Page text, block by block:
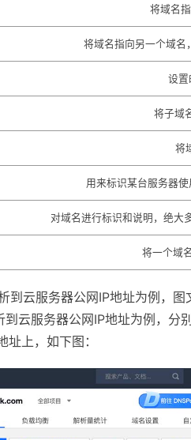
将域名
将域名指向另一个域名
设置
将子域
将
用来标识某台服务器
对域名进行标识和说明，绝大
将一个域
到云服务器公网IP地址为例，
云服务器公网IP地址为例，分
上，如下图：